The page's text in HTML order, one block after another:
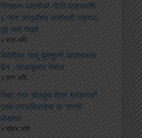
सिरहामा प्रहरीको गोली प्रहारपछि
६ जना लागूऔषध कारोबारी पक्राउ,
दुई जना घाइते
२ हप्ता अघि
विदेशीका सामु झुक्नुपर्ने आवश्यकता
छैन : माधवकुमार नेपाल
२ हप्ता अघि
शिक्षा तथा खेलकुद क्षेत्र सरकारको
उच्च प्राथमिकतामा छः मन्त्री
पोखरेल
१ महिना अघि